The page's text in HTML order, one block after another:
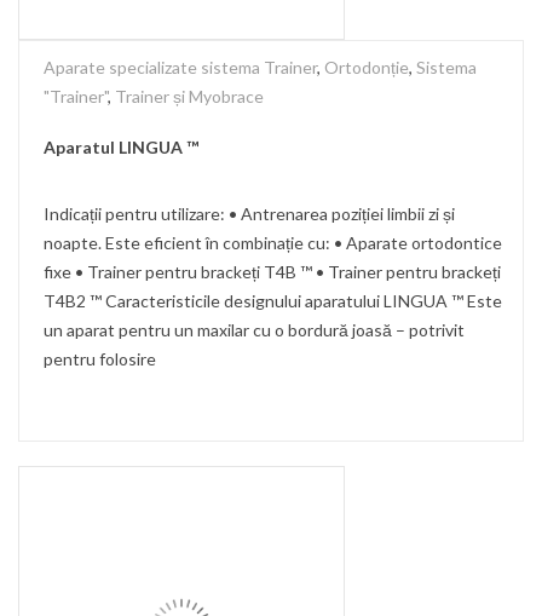
Aparate specializate sistema Trainer, Ortodonție, Sistema
"Trainer", Trainer și Myobrace
Aparatul LINGUA ™
Indicații pentru utilizare: • Antrenarea poziției limbii zi și
noapte. Este eficient în combinație cu: • Aparate ortodontice
fixe • Trainer pentru brackeți T4B ™ • Trainer pentru brackeți
T4B2 ™ Caracteristicile designului aparatului LINGUA ™ Este
un aparat pentru un maxilar cu o bordură joasă – potrivit
pentru folosire